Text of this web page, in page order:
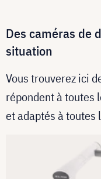
Des caméras de
situation
Vous trouverez ici
répondent à toutes
et adaptés à toutes